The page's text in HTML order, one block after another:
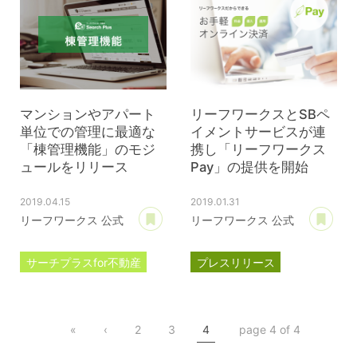
マンションやアパート
単位での管理に最適な
「棟管理機能」のモジ
ュールをリリース
2019.04.15
リーフワークス 公式
あとで読む
サーチプラスfor不動産
リーフワークスとSBペ
イメントサービスが連
携し「リーフワークス
Pay」の提供を開始
2019.01.31
リーフワークス 公式
プレスリリース
クレジットカード決済
« ‹ 2 3 4 page 4 of 4